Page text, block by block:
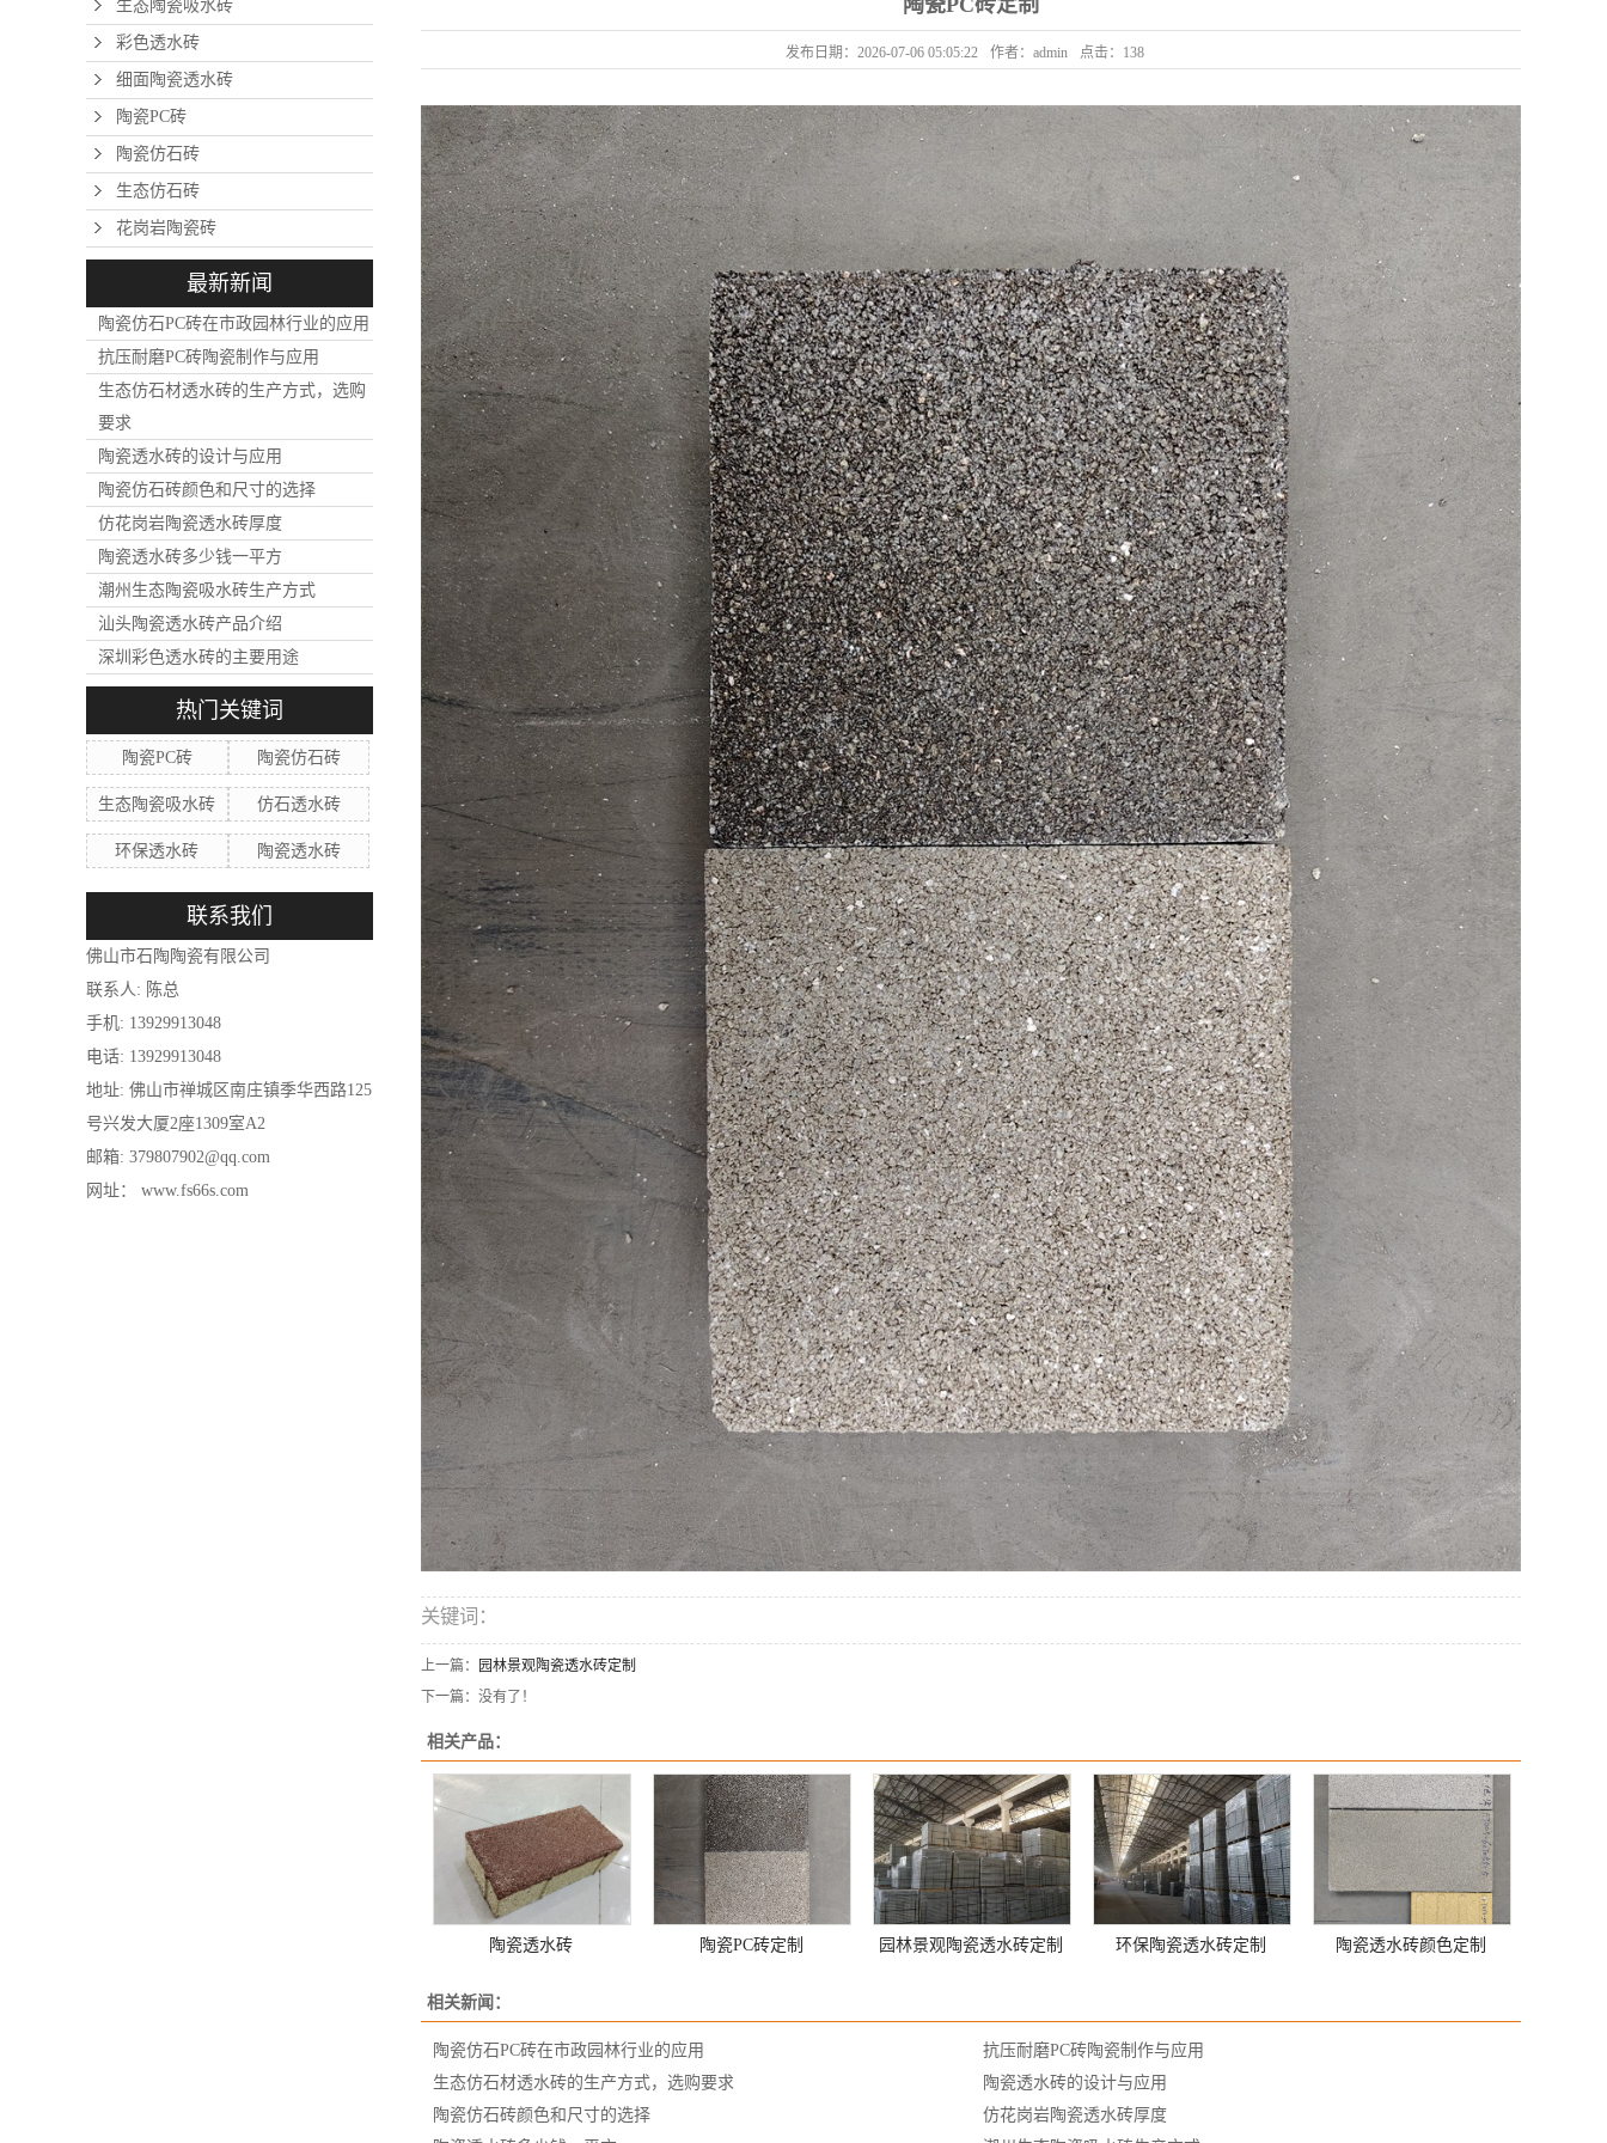
生态陶瓷吸水砖
彩色透水砖
细面陶瓷透水砖
陶瓷PC砖
陶瓷仿石砖
生态仿石砖
花岗岩陶瓷砖
最新新闻
陶瓷仿石PC砖在市政园林行业的应用
抗压耐磨PC砖陶瓷制作与应用
生态仿石材透水砖的生产方式，选购
要求
陶瓷透水砖的设计与应用
陶瓷仿石砖颜色和尺寸的选择
仿花岗岩陶瓷透水砖厚度
陶瓷透水砖多少钱一平方
潮州生态陶瓷吸水砖生产方式
汕头陶瓷透水砖产品介绍
深圳彩色透水砖的主要用途
热门关键词
陶瓷PC砖 陶瓷仿石砖
生态陶瓷吸水砖 仿石透水砖
环保透水砖 陶瓷透水砖
联系我们
佛山市石陶陶瓷有限公司
联系人: 陈总
手机: 13929913048
电话: 13929913048
地址: 佛山市禅城区南庄镇季华西路125
号兴发大厦2座1309室A2
邮箱: 379807902@qq.com
网址： www.fs66s.com
陶瓷PC砖定制
发布日期： 2026-07-06 05:05:22 作者： admin 点击： 138
关键词：
上一篇：
园林景观陶瓷透水砖定制
下一篇：没有了！
相关产品：
陶瓷透水砖 陶瓷PC砖定制 园林景观陶瓷透水砖定制 环保陶瓷透水砖定制 陶瓷透水砖颜色定制
相关新闻：
陶瓷仿石PC砖在市政园林行业的应用
抗压耐磨PC砖陶瓷制作与应用
生态仿石材透水砖的生产方式，选购要求
陶瓷透水砖的设计与应用
陶瓷仿石砖颜色和尺寸的选择
仿花岗岩陶瓷透水砖厚度